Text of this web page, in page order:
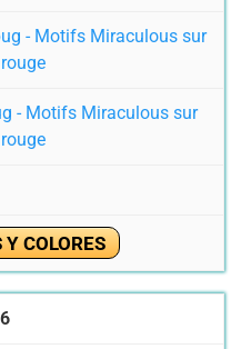
- Motifs Miraculous sur
COLORES
6